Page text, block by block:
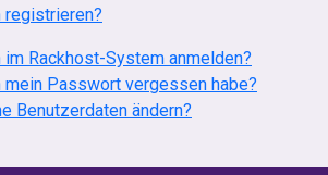
registrieren?
im Rackhost-System anmelden?
mein Passwort vergessen habe?
Benutzerdaten ändern?